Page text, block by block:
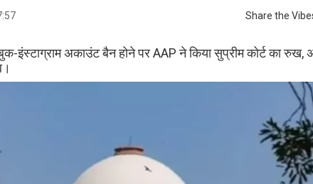
Share the
इंस्टाग्राम अकाउंट बैन होने पर AAP ने किया सुप्रीम कोर्ट का